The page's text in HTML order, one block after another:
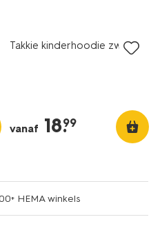
Takkie kinderhoodie zwart
vanaf 18.
99
HEMA winkels